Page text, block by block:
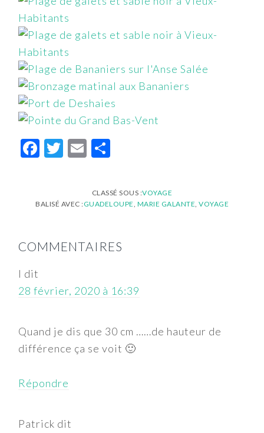
Facebook
Twitter
Email
CLASSÉ SOUS :VOYAGE
BALISÉ AVEC :GUADELOUPE MARIE GALANTE VOYAGE
DU
LECTEUR
COMMENTAIRES
l dit
28 février, 2020 à 16:39
Quand je dis que 30 cm ……de hauteur de
différence ça se voit 🙂
Répondre
Patrick dit